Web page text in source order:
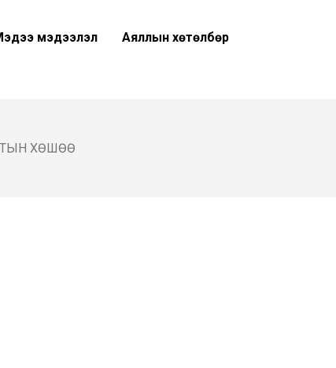
мэдээлэл Аяллын хөтөлбөр
ХӨШӨӨ